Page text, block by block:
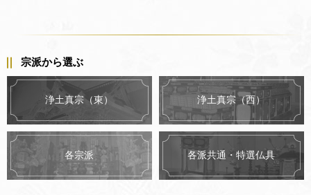
宗派から選ぶ
浄土真宗（東） 浄土真宗（西）
各宗派 各派共通・特選仏具